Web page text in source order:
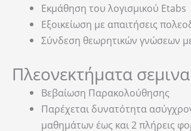
Εκμάθηση του λογισμικού Etabs
Εξοικείωση με απαιτήσεις
Σύνδεση θεωρητικών γνώσεων
Πλεονεκτήματα
Βεβαίωση Παρακολούθησης
Παρέχεται δυνατότητα
μαθημάτων έως και 2 πλήρεις